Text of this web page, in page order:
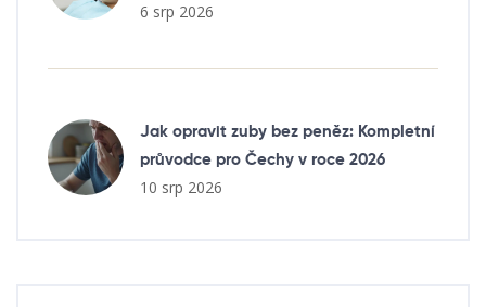
6 srp 2026
Jak opravit zuby bez peněz: Kompletní
průvodce pro Čechy v roce 2026
10 srp 2026